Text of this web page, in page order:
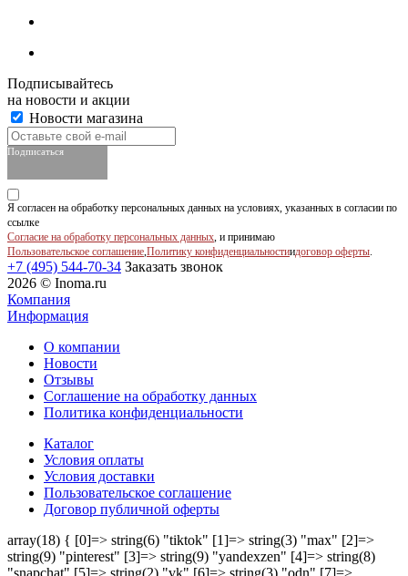
Подписывайтесь
на новости и акции
Новости магазина
Подписаться
Я согласен на обработку персональных данных на условиях, указанных в согласии по
ссылке
Согласие на обработку персональных данных, и принимаю
Пользовательское соглашение,Политику конфиденциальностиидоговор оферты.
+7 (495) 544-70-34 Заказать звонок
2026 © Inoma.ru
Компания
Информация
О компании
Новости
Отзывы
Соглашение на обработку данных
Политика конфиденциальности
Каталог
Условия оплаты
Условия доставки
Пользовательское соглашение
Договор публичной оферты
array(18) { [0]=> string(6) "tiktok" [1]=> string(3) "max" [2]=>
string(9) "pinterest" [3]=> string(9) "yandexzen" [4]=> string(8)